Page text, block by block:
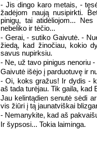
- Jis dingo karo metais, -
žadėjom naują nusipirkti.
pinigų, tai atidėliojom...
nebeliko ir tėčio...
- Gerai, - sutiko Gaivutė. -
žiedą, kad žinočiau, kokio
savus nupirksiu.
- Ne, už tavo pinigus nenoriu
Gaivutė išėjo į parduotuvę ir
- Oi, koks gražus! Ir dydis -
aš tada turėjau. Tik gaila, kad
Jau kelintądien senutė sėdi
vis žiūri į tą jaunatviškai
- Nemanykite, kad aš
Ir šypsosi... Tokia laiminga.